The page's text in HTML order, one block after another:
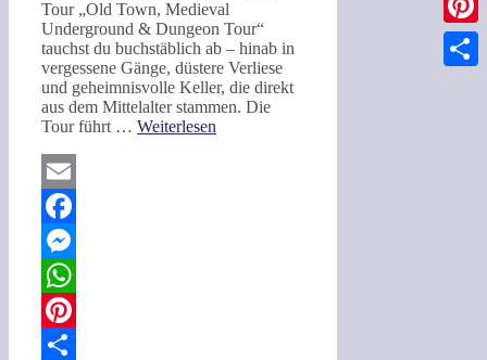
Tour „Old Town, Medieval
Underground & Dungeon Tour“
tauchst du buchstäblich ab – hinab in
vergessene Gänge, düstere Verliese
und geheimnisvolle Keller, die direkt
aus dem Mittelalter stammen. Die
Tour führt … Weiterlesen
Email
Facebook
Messenger
WhatsApp
Pinterest